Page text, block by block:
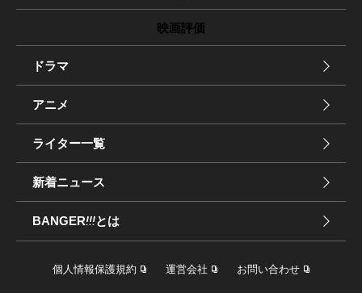
映画評価
ドラマ
アニメ
ライター一覧
新着ニュース
BANGER!!!とは
個人情報保護規約 運営会社 お問い合わせ